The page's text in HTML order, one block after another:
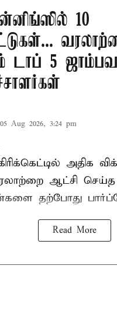
10
டாப் 5
05 Aug 2026, 3:24 pm
டில் அதிக
ஆட்சி செய்த
தற்போது
Read More